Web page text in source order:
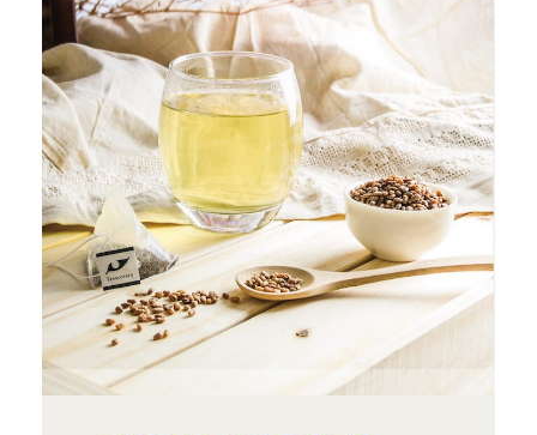
關於愛飯團
聯絡我們
合作與廣告
媒體推薦與報導
隱私保護
資訊安全
服務條款